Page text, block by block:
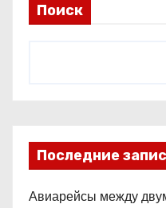
Поиск
Последние
Авиарейсы между